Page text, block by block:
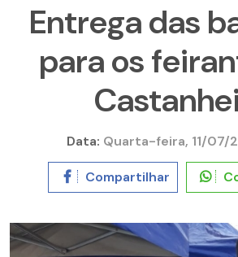
Entrega das
para os
Data: Quarta-feira, 11/07/
Compartilhar